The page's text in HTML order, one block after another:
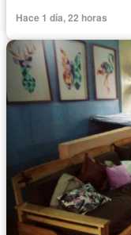
Hace 1 día, 22 horas